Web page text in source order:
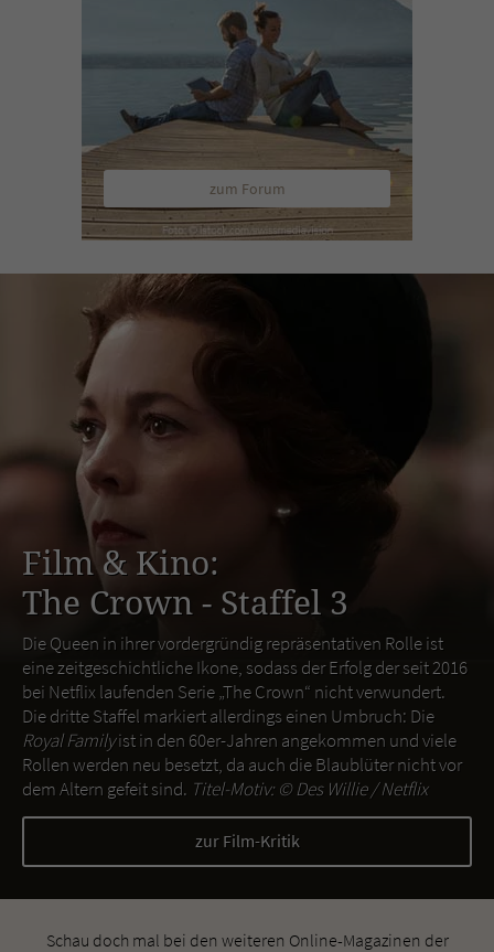
zum Forum
Film & Kino:
The Crown - Staffel 3
Die Queen in ihrer vordergründig repräsentativen Rolle ist
eine zeitgeschichtliche Ikone, sodass der Erfolg der seit 2016
bei Netflix laufenden Serie „The Crown“ nicht verwundert.
Die dritte Staffel markiert allerdings einen Umbruch: Die
Royal Familyist in den 60er-Jahren angekommen und viele
Rollen werden neu besetzt, da auch die Blaublüter nicht vor
dem Altern gefeit sind. Titel-Motiv: ©Des Willie / Netflix
zur Film-Kritik
Schau doch mal bei den weiteren Online-Magazinen der